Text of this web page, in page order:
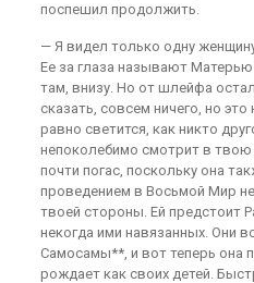
поспешил продолжить.
— Я видел только одну
Ее за глаза называют
там, внизу. Но от шлейфа
сказать, совсем ничего, но
равно светится, как никто
непоколебимо смотрит в твою
почти погас, поскольку она
проведением в Восьмой Мир
твоей стороны. Ей предстоит
некогда ими навязанных. Они
Самосамы**, и вот теперь она
рождает как своих детей.